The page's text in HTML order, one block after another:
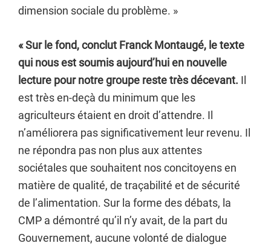
dimension sociale du problème. »
« Sur le fond, conclut Franck Montaugé, le texte
qui nous est soumis aujourd’hui en nouvelle
lecture pour notre groupe reste très décevant. Il
est très en-deçà du minimum que les
agriculteurs étaient en droit d’attendre. Il
n’améliorera pas significativement leur revenu. Il
ne répondra pas non plus aux attentes
sociétales que souhaitent nos concitoyens en
matière de qualité, de traçabilité et de sécurité
de l’alimentation. Sur la forme des débats, la
CMP a démontré qu’il n’y avait, de la part du
Gouvernement, aucune volonté de dialogue